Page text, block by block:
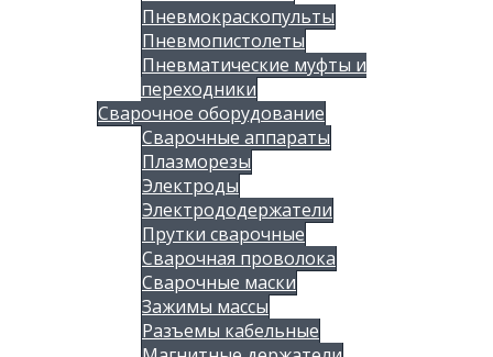
Пневмокраскопульты
Пневмопистолеты
Пневматические муфты и
переходники
Сварочное оборудование
Сварочные аппараты
Плазморезы
Электроды
Электрододержатели
Прутки сварочные
Сварочная проволока
Сварочные маски
Зажимы массы
Разъемы кабельные